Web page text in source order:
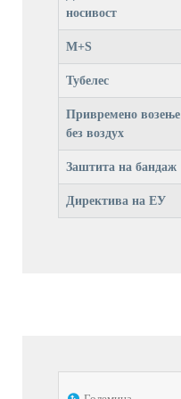
носивост
M+S
Тубелес
Привремено возење
без воздух
Заштита на бандаж
Директива на ЕУ